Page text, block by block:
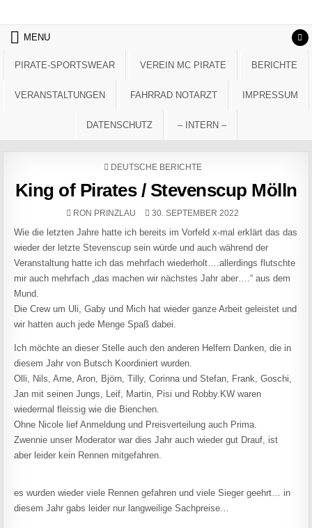
MENU
PIRATE-SPORTSWEAR VEREIN MC PIRATE BERICHTE
VERANSTALTUNGEN FAHRRAD NOTARZT IMPRESSUM
DATENSCHUTZ – INTERN –
POSTED IN
DEUTSCHE BERICHTE
King of Pirates / Stevenscup Mölln
AUTHOR:
RON PRINZLAU PUBLISHED DATE:
30. SEPTEMBER 2022
Wie die letzten Jahre hatte ich bereits im Vorfeld x-mal erklärt das das
wieder der letzte Stevenscup sein würde und auch während der
Veranstaltung hatte ich das mehrfach wiederholt….allerdings flutschte
mir auch mehrfach „das machen wir nächstes Jahr aber….“ aus dem
Mund.
Die Crew um Uli, Gaby und Mich hat wieder ganze Arbeit geleistet und
wir hatten auch jede Menge Spaß dabei.
Ich möchte an dieser Stelle auch den anderen Helfern Danken, die in
diesem Jahr von Butsch Koordiniert wurden.
Olli, Nils, Arne, Aron, Björn, Tilly, Corinna und Stefan, Frank, Goschi,
Jan mit seinen Jungs, Leif, Martin, Pisi und Robby.KW waren
wiedermal fleissig wie die Bienchen.
Ohne Nicole lief Anmeldung und Preisverteilung auch Prima.
Zwennie unser Moderator war dies Jahr auch wieder gut Drauf, ist
aber leider kein Rennen mitgefahren.
es wurden wieder viele Rennen gefahren und viele Sieger geehrt… in
diesem Jahr gabs leider nur langweilige Sachpreise…